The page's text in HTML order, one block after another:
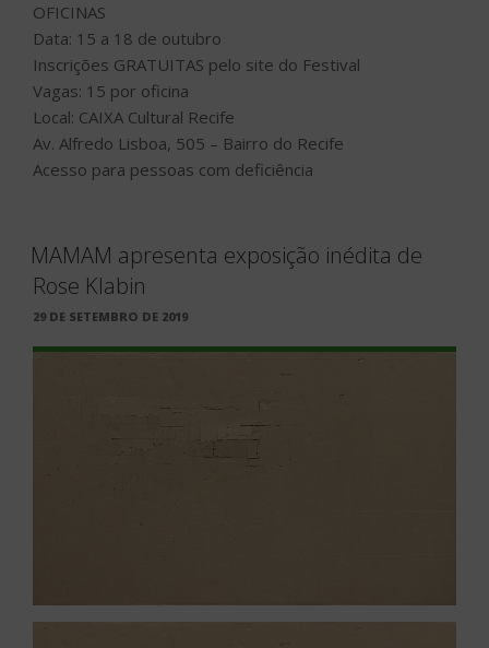
OFICINAS
Data: 15 a 18 de outubro
Inscrições GRATUITAS pelo site do Festival
Vagas: 15 por oficina
Local: CAIXA Cultural Recife
Av. Alfredo Lisboa, 505 – Bairro do Recife
Acesso para pessoas com deficiência
MAMAM apresenta exposição inédita de
Rose Klabin
PUBLICADO
29 DE SETEMBRO DE 2019